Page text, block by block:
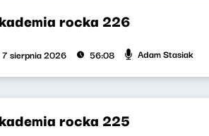
rocka 226
7 sierpnia 2026 56:08 Adam Stasiak
rocka 225